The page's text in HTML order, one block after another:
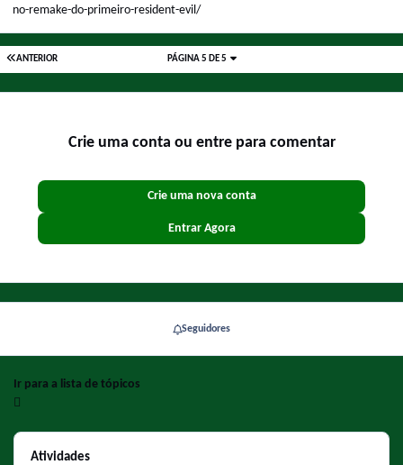
no-remake-do-primeiro-resident-evil/
ANTERIOR PÁGINA 5 DE 5
Crie uma conta ou entre para comentar
Crie uma nova conta
Entrar Agora
Seguidores
Ir para a lista de tópicos
Atividades